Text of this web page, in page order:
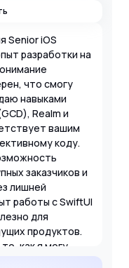
Senior iOS
разработки на
что смогу
навыками
Realm и
вашим
коду.
заказчиков и
лишней
работы с SwiftUI
для
продуктов.
как я могу